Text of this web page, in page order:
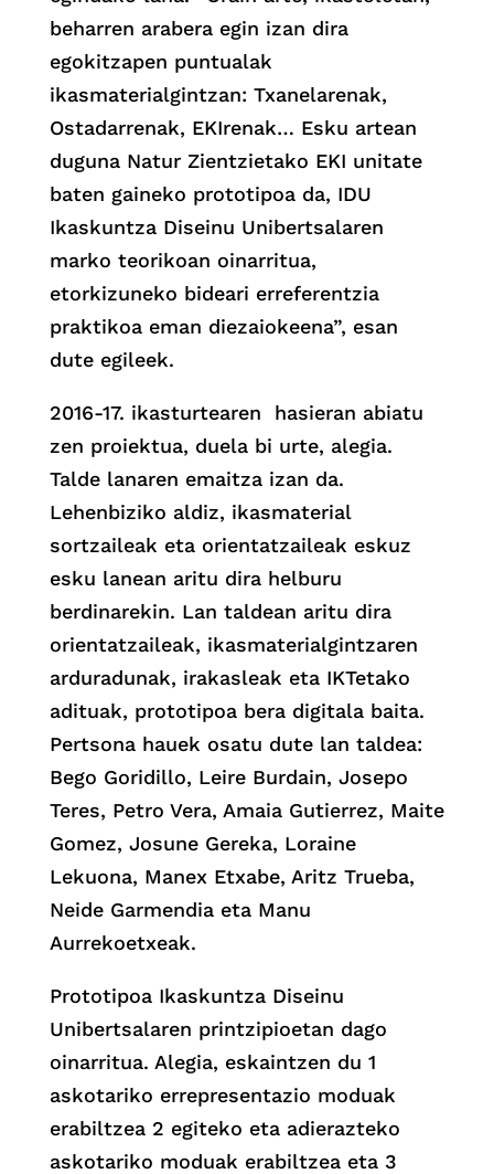
beharren arabera egin izan dira
egokitzapen puntualak
ikasmaterialgintzan: Txanelarenak,
Ostadarrenak, EKIrenak… Esku artean
duguna Natur Zientzietako EKI unitate
baten gaineko prototipoa da, IDU
Ikaskuntza Diseinu Unibertsalaren
marko teorikoan oinarritua,
etorkizuneko bideari erreferentzia
praktikoa eman diezaiokeena”, esan
dute egileek.
2016-17. ikasturtearen hasieran abiatu
zen proiektua, duela bi urte, alegia.
Talde lanaren emaitza izan da.
Lehenbiziko aldiz, ikasmaterial
sortzaileak eta orientatzaileak eskuz
esku lanean aritu dira helburu
berdinarekin. Lan taldean aritu dira
orientatzaileak, ikasmaterialgintzaren
arduradunak, irakasleak eta IKTetako
adituak, prototipoa bera digitala baita.
Pertsona hauek osatu dute lan taldea:
Bego Goridillo, Leire Burdain, Josepo
Teres, Petro Vera, Amaia Gutierrez, Maite
Gomez, Josune Gereka, Loraine
Lekuona, Manex Etxabe, Aritz Trueba,
Neide Garmendia eta Manu
Aurrekoetxeak.
Prototipoa Ikaskuntza Diseinu
Unibertsalaren printzipioetan dago
oinarritua. Alegia, eskaintzen du 1
askotariko errepresentazio moduak
erabiltzea 2 egiteko eta adierazteko
askotariko moduak erabiltzea eta 3